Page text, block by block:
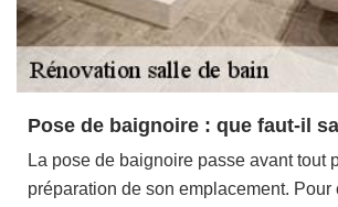
Pose de baignoire : que faut-il
La pose de baignoire passe avant tout
préparation de son emplacement. Pour